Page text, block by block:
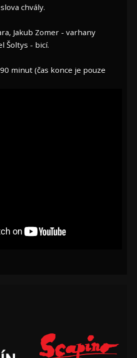
chvály.
Jakub Zomer - varhany
Šoltys - bicí.
minut (čas konce je pouze